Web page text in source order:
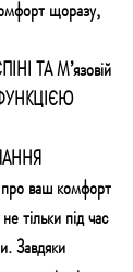
щоразу,
ТА М’язовій
про ваш комфорт
тільки під час
Завдяки